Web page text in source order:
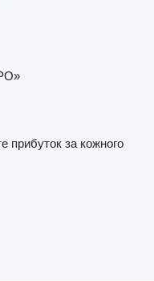
прибуток за кожного